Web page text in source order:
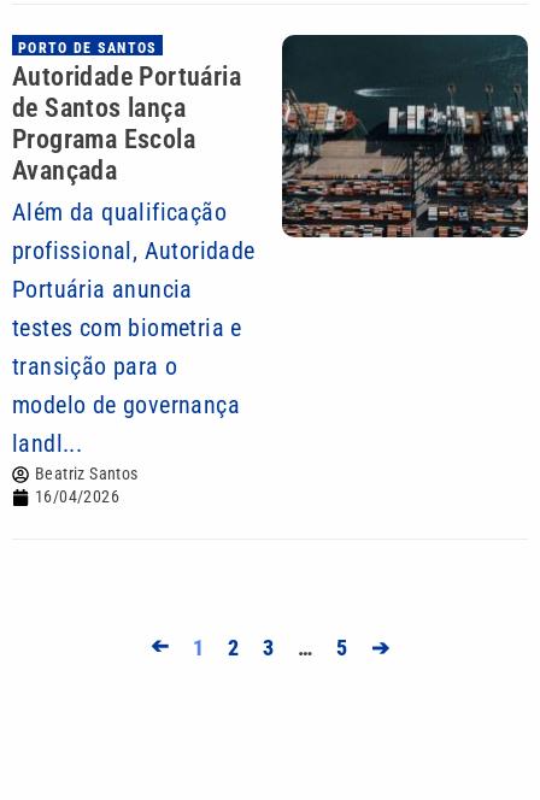
PORTO DE SANTOS
Autoridade Portuária
de Santos lança
Programa Escola
Avançada
Além da qualificação
profissional, Autoridade
Portuária anuncia
testes com biometria e
transição para o
modelo de governança
landl...
Beatriz Santos
16/04/2026
➔ 1 2 3 … 5 ➔